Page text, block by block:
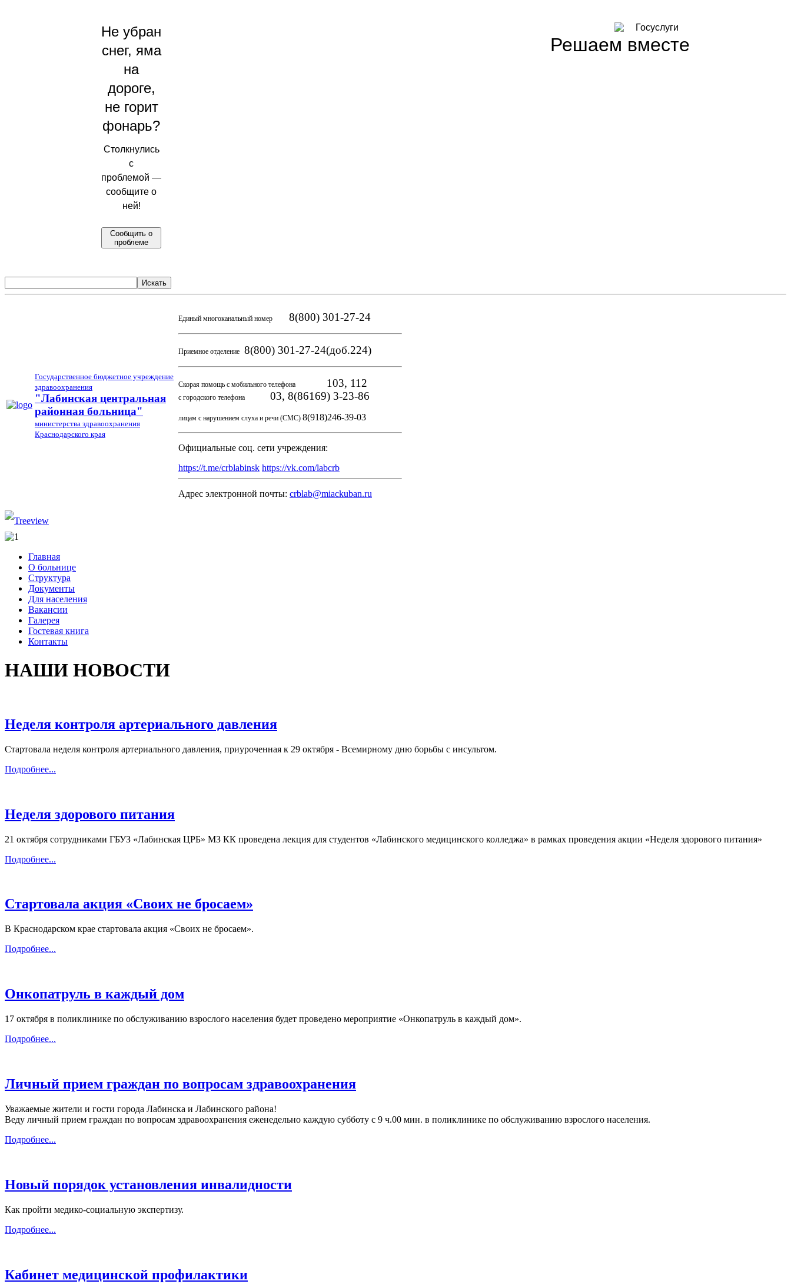
Решаем вместе
Не убран
снег, яма
на
дороге,
не горит
фонарь?
Столкнулись
с
проблемой —
сообщите о
ней!
Сообщить о
проблеме
Искать
Государственное бюджетное учреждение
здравоохранения
"Лабинская центральная
районная больница"
министерства здравоохранения
Краснодарского края
Единый многоканальный номер 8(800) 301-27-24
Приемное отделение 8(800) 301-27-24(доб.224)
Скорая помощь с мобильного телефона 103, 112
с городского телефона 03, 8(86169) 3-23-86
лицам с нарушением слуха и речи (СМС) 8(918)246-39-03
Официальные соц. сети учреждения:
https://t.me/crblabinsk https://vk.com/labcrb
Адрес электронной почты: crblab@miackuban.ru
Главная
О больнице
Структура
Документы
Для населения
Вакансии
Галерея
Гостевая книга
Контакты
НАШИ НОВОСТИ
Неделя контроля артериального давления
Стартовала неделя контроля артериального давления, приуроченная к 29 октября - Всемирному дню борьбы с инсультом.
Подробнее...
Неделя здорового питания
21 октября сотрудниками ГБУЗ «Лабинская ЦРБ» МЗ КК проведена лекция для студентов «Лабинского медицинского колледжа» в рамках проведения акции «Неделя здорового питания»
Подробнее...
Стартовала акция «Своих не бросаем»
В Краснодарском крае стартовала акция «Своих не бросаем».
Подробнее...
Онкопатруль в каждый дом
17 октября в поликлинике по обслуживанию взрослого населения будет проведено мероприятие «Онкопатруль в каждый дом».
Подробнее...
Личный прием граждан по вопросам здравоохранения
Уважаемые жители и гости города Лабинска и Лабинского района!
Веду личный прием граждан по вопросам здравоохранения еженедельно каждую субботу с 9 ч.00 мин. в поликлинике по обслуживанию взрослого населения.
Подробнее...
Новый порядок установления инвалидности
Как пройти медико-социальную экспертизу.
Подробнее...
Кабинет медицинской профилактики